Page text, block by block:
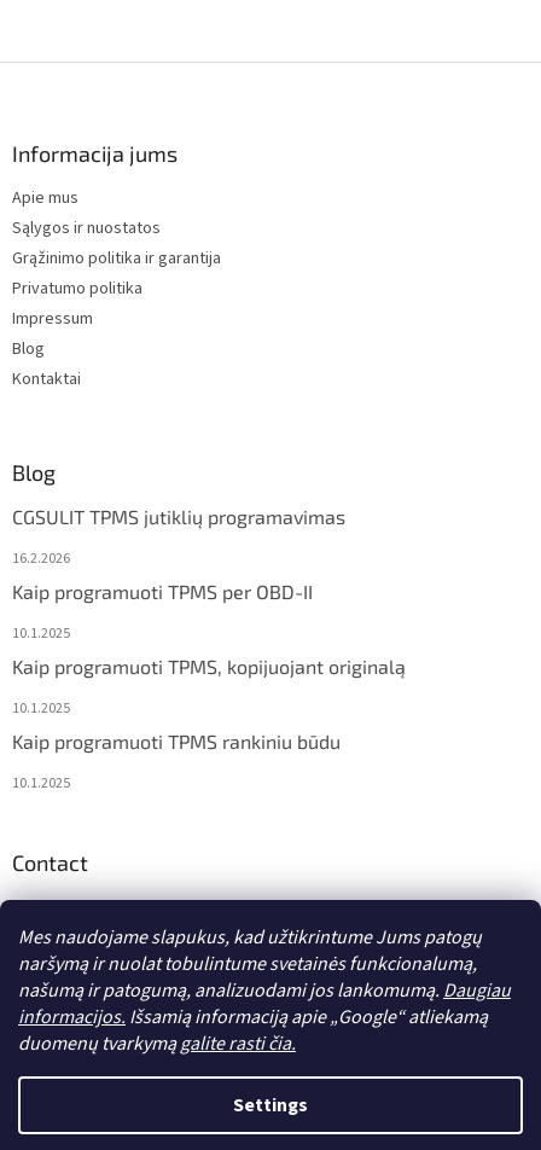
Mes naudojame slapukus, kad užtikrintume Jums patogų
naršymą ir nuolat tobulintume svetainės funkcionalumą,
našumą ir patogumą, analizuodami jos lankomumą. Daugiau
informacijos. Išsamią informaciją apie „Google“ atliekamą
duomenų tvarkymągalite rasti čia.
Settings
Informacija jums
Apie mus
Sąlygos ir nuostatos
Grąžinimo politika ir garantija
Privatumo politika
Impressum
Blog
Kontaktai
Blog
CGSULIT TPMS jutiklių programavimas
16.2.2026
Kaip programuoti TPMS per OBD-II
10.1.2025
Kaip programuoti TPMS, kopijuojant originalą
10.1.2025
Kaip programuoti TPMS rankiniu būdu
10.1.2025
Contact